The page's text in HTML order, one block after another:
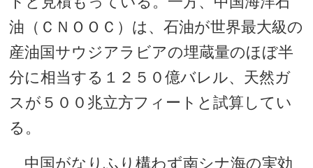
油（ＣＮＯＯＣ）は、石油が世界最大級の
産油国サウジアラビアの埋蔵量のほぼ半
分に相当する１２５０億バレル、天然ガ
スが５００兆立方フィートと試算してい
る。
中国がなりふり構わず南シナ海の実効